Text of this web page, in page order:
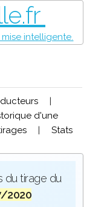
intelligente.
|
d'une
|
Stats
du tirage du
2020